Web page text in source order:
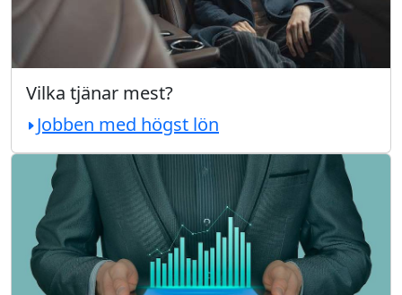
Vilka tjänar mest?
Jobben med högst lön